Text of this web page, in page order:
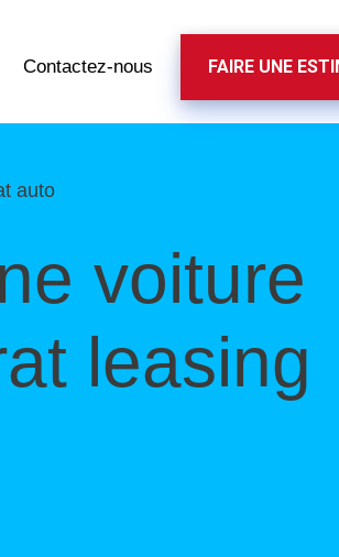
Contactez-nous FAIRE UNE
auto
voiture
leasing